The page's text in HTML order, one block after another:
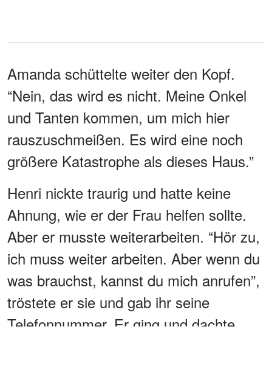
Amanda schüttelte weiter den Kopf.
“Nein, das wird es nicht. Meine Onkel
und Tanten kommen, um mich hier
rauszuschmeißen. Es wird eine noch
größere Katastrophe als dieses Haus.”
Henri nickte traurig und hatte keine
Ahnung, wie er der Frau helfen sollte.
Aber er musste weiterarbeiten. “Hör zu,
ich muss weiter arbeiten. Aber wenn du
was brauchst, kannst du mich anrufen”,
tröstete er sie und gab ihr seine
Telefonnummer. Er ging und dachte